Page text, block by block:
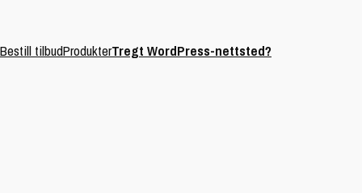
Bestill tilbudProdukterTregt WordPress-nettsted?